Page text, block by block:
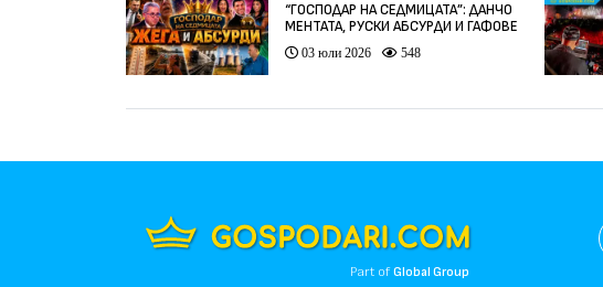
“ГОСПОДАР НА СЕДМИЦАТА”: ДАНЧО
МЕНТАТА, РУСКИ АБСУРДИ И ГАФОВЕ
ОТ ЦЯЛ СВЯТ
03 юли 2026 548
Part ofGlobal Group